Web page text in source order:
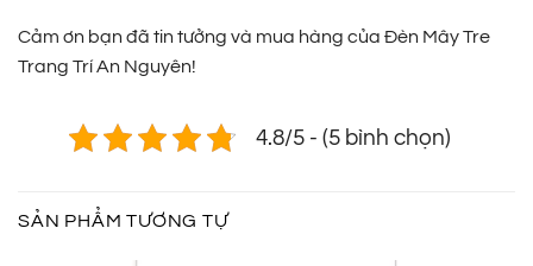
Cảm ơn bạn đã tin tưởng và mua hàng của Đèn Mây Tre
Trang Trí An Nguyên!
4.8/5 - (5 bình chọn)
SẢN PHẨM TƯƠNG TỰ